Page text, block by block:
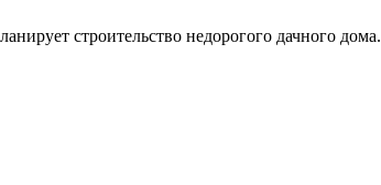
строительство недорогого дачного дома.